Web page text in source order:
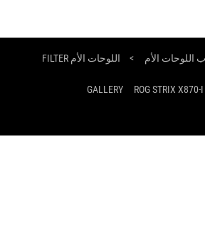
اللوحات الأم > اللوحات الأم FILTER
ROG STRIX
GALLERY